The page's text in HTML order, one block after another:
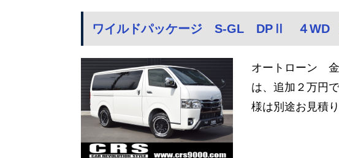
ワイルドパッケージ S-GL DPⅡ ４WD
オートローン 金
は、追加２万円
様は別途お見積